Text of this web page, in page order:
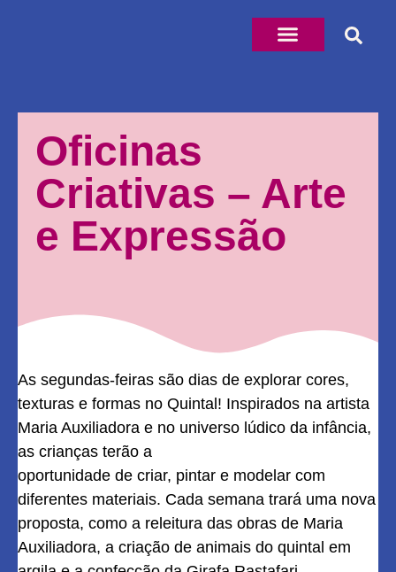
Oficinas
Criativas – Arte
e Expressão
As segundas-feiras são dias de explorar cores,
texturas e formas no Quintal! Inspirados na artista
Maria Auxiliadora e no universo lúdico da infância,
as crianças terão a
oportunidade de criar, pintar e modelar com
diferentes materiais. Cada semana trará uma nova
proposta, como a releitura das obras de Maria
Auxiliadora, a criação de animais do quintal em